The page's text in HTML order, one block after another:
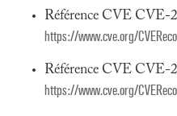
Référence CVE CVE-
https://www.cve.org/
Référence CVE CVE-
https://www.cve.org/